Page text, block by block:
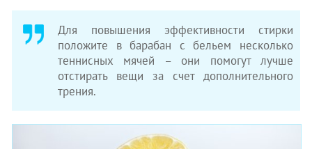
Для повышения эффективности стирки
положите в барабан с бельем несколько
теннисных мячей – они помогут лучше
отстирать вещи за счет дополнительного
трения.